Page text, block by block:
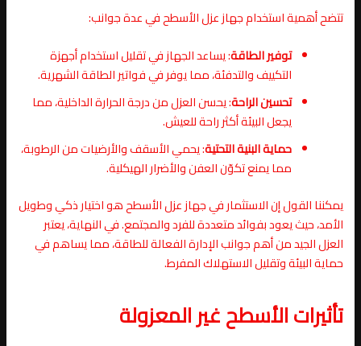
تتضح أهمية استخدام جهاز عزل الأسطح في عدة جوانب:
توفير الطاقة: يساعد الجهاز في تقليل استخدام أجهزة
التكييف والتدفئة، مما يوفر في فواتير الطاقة الشهرية.
تحسين الراحة: يحسن العزل من درجة الحرارة الداخلية، مما
يجعل البيئة أكثر راحة للعيش.
حماية البنية التحتية: يحمي الأسقف والأرضيات من الرطوبة،
مما يمنع تكوّن العفن والأضرار الهيكلية.
يمكننا القول إن الاستثمار في جهاز عزل الأسطح هو اختيار ذكي وطويل
الأمد، حيث يعود بفوائد متعددة للفرد والمجتمع. في النهاية، يعتبر
العزل الجيد من أهم جوانب الإدارة الفعالة للطاقة، مما يساهم في
حماية البيئة وتقليل الاستهلاك المفرط.
تأثيرات الأسطح غير المعزولة